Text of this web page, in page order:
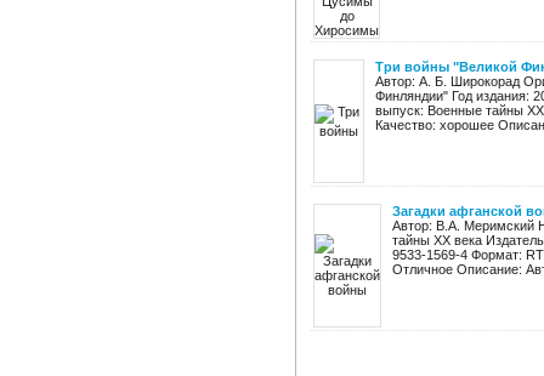
Три войны "Великой
Автор: А. Б. Широкорад
Финляндии" Год издания:
выпуск: Военные тайны
Качество: хорошее
Загадки афганской
Автор: В.А. Меримский
тайны ХХ века
9533-1569-4 Формат:
Отличное Описание: